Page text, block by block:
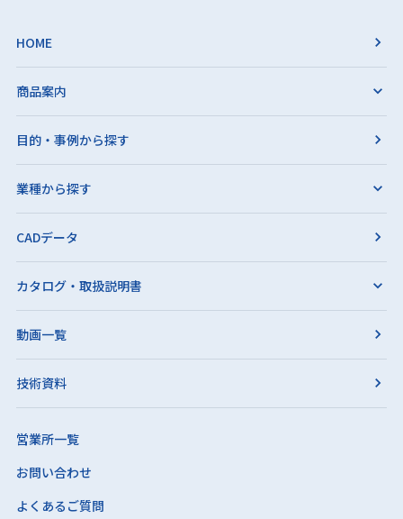
HOME
商品案内
目的・事例から探す
業種から探す
CADデータ
カタログ・取扱説明書
動画一覧
技術資料
営業所一覧
お問い合わせ
よくあるご質問